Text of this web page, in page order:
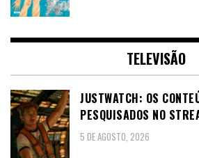
TELEVISÃO
JUSTWATCH: OS
PESQUISADOS NO
5 DE AGOSTO, 2026